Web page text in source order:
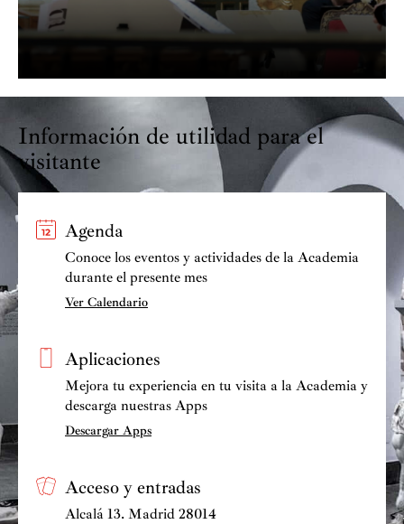
Información de utilidad para el
visitante
Agenda
Conoce los eventos y actividades de la Academia
durante el presente mes
Ver Calendario
Aplicaciones
Mejora tu experiencia en tu visita a la Academia y
descarga nuestras Apps
Descargar Apps
Acceso y entradas
Alcalá 13. Madrid 28014